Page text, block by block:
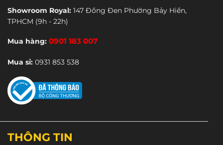
tùy
thể
chọn
trang
sản
phẩm
chọn
Showroom Royal: 147 Đồng Đen Phường Bảy Hiền,
TPHCM (9h - 22h)
Mua hàng: 0901 183 007
Mua sỉ: 0931 853 538
THÔNG TIN